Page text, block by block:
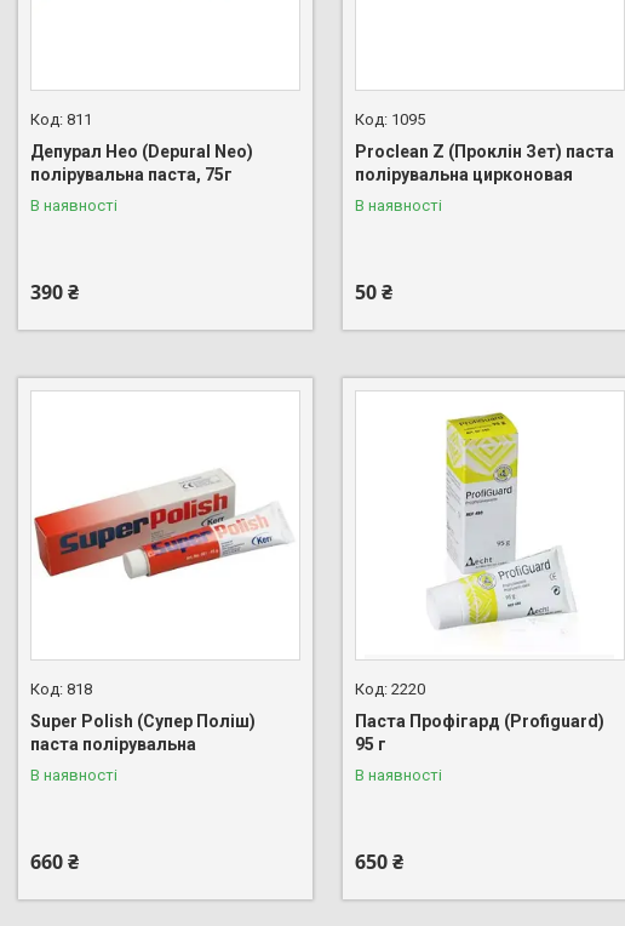
811
Депурал Нео (Depural Neo)
полірувальна паста, 75г
В наявності
390 ₴
1095
Proclean Z (Проклін Зет) паста
полірувальна цирконовая
В наявності
50 ₴
818
Super Polish (Супер Поліш)
паста полірувальна
В наявності
660 ₴
2220
Паста Профігард (Profiguard)
95 г
В наявності
650 ₴